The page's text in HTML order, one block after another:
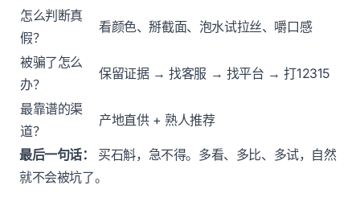
怎么判断真
假？
看颜色、掰截面、泡水试拉丝、嚼口感
被骗了怎么
办？
保留证据 → 找客服 → 找平台 → 打12315
最靠谱的渠
道？
产地直供 + 熟人推荐
最后一句话：
买石斛，急不得。多看、多比、多试，自然
就不会被坑了。